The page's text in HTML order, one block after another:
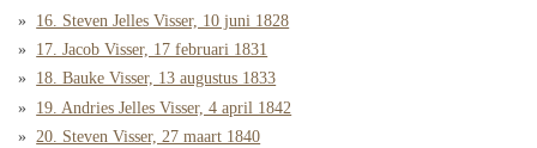
16. Steven Jelles Visser, 10 juni 1828
17. Jacob Visser, 17 februari 1831
18. Bauke Visser, 13 augustus 1833
19. Andries Jelles Visser, 4 april 1842
20. Steven Visser, 27 maart 1840